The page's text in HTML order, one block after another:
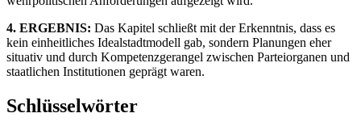
4. ERGEBNIS: Das Kapitel schließt mit der Erkenntnis, dass es
kein einheitliches Idealstadtmodell gab, sondern Planungen eher
situativ und durch Kompetenzgerangel zwischen Parteiorganen und
staatlichen Institutionen geprägt waren.
Schlüsselwörter